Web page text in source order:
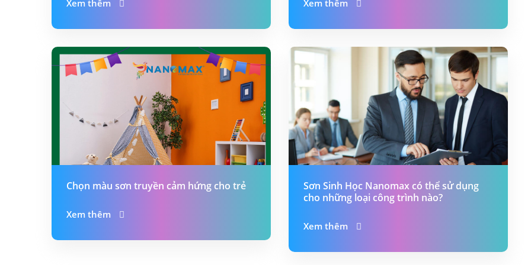
Xem thêm Xem thêm
Chọn màu sơn truyền cảm hứng cho trẻ
Xem thêm
Sơn Sinh Học Nanomax có thể sử dụng
cho những loại công trình nào?
Xem thêm